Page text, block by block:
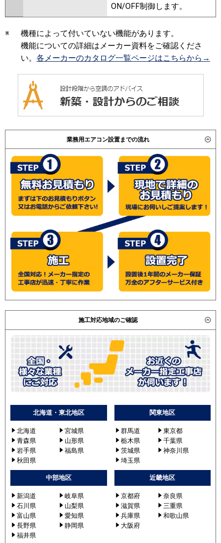
ON/OFF制御します。
※
機種によって付いていない機能があります。
機能についての詳細はメーカー資料をご確認くださ
い。 各メーカーのカタログ一覧ページはこちらから→
業務用エアコン設置までの流れ
施工対応地域のご確認
北海道・東北地区
北海道
宮城県
青森県
山形県
岩手県
福島県
秋田県
関東地区
群馬道
東京都
栃木県
千葉県
茨城県
神奈川県
埼玉県
中部地区
新潟道
岐阜県
石川県
山梨県
富山県
愛知県
長野県
静岡県
福井県
近畿地区
京都府
奈良県
滋賀県
三重県
兵庫県
和歌山県
大阪府